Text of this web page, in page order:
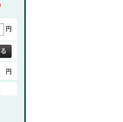
円
円